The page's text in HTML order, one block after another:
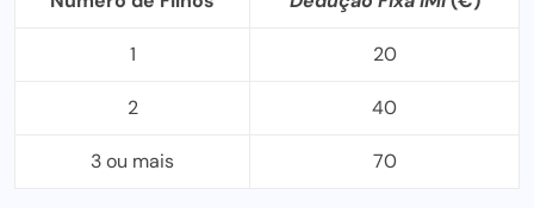
1 20
2 40
3 ou mais 70